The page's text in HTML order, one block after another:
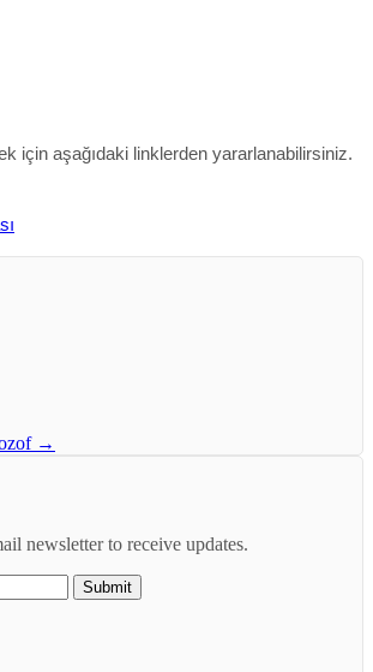
için aşağıdaki linklerden yararlanabilirsiniz.
→
newsletter to receive updates.